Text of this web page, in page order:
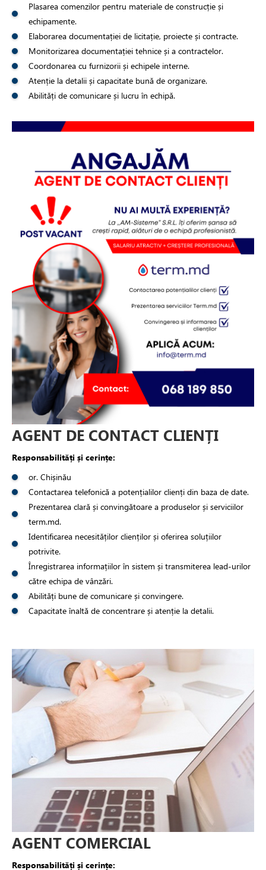
Plasarea comenzilor pentru materiale de construcție și
echipamente.
Elaborarea documentației de licitație, proiecte și contracte.
Monitorizarea documentației tehnice și a contractelor.
Coordonarea cu furnizorii și echipele interne.
Atenție la detalii și capacitate bună de organizare.
Abilități de comunicare și lucru în echipă.
AGENT DE CONTACT CLIENȚI
Responsabilități și cerințe:
or. Chișinău
Contactarea telefonică a potențialilor clienți din baza de date.
Prezentarea clară și convingătoare a produselor și serviciilor
term.md.
Identificarea necesităților clienților și oferirea soluțiilor
potrivite.
Înregistrarea informațiilor în sistem și transmiterea lead-urilor
către echipa de vânzări.
Abilități bune de comunicare și convingere.
Capacitate înaltă de concentrare și atenție la detalii.
AGENT COMERCIAL
Responsabilități și cerințe: